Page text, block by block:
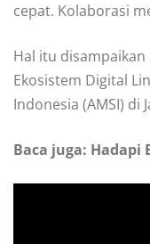
cepat. Kolaborasi
Hal itu disampaikan
Ekosistem Digital
Indonesia (AMSI) di
Baca juga: Hadapi